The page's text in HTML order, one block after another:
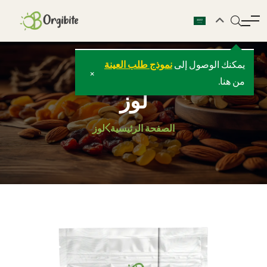
يمكنك الوصول إلى نموذج طلب العينة
من هنا.
×
لوز
لوز الصفحة الرئيسية